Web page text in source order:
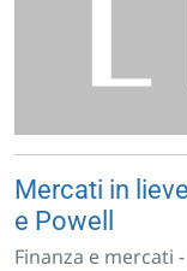
Mercati in
e Powell
Finanza e mercati